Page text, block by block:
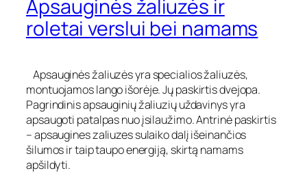
Apsauginės žaliuzės ir
roletai verslui bei namams
Apsauginės žaliuzės yra specialios žaliuzės,
montuojamos lango išorėje. Jų paskirtis dvejopa.
Pagrindinis apsauginių žaliuzių uždavinys yra
apsaugoti patalpas nuo įsilaužimo. Antrinė paskirtis
– apsaugines zaliuzes sulaiko dalį išeinančios
šilumos ir taip taupo energiją, skirtą namams
apšildyti.